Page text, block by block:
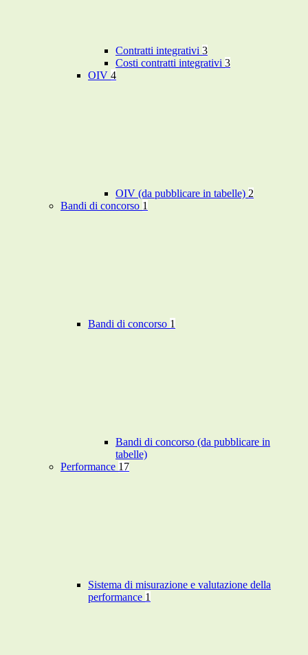
Contratti integrativi 3
Costi contratti integrativi 3
OIV 4
OIV (da pubblicare in tabelle) 2
Bandi di concorso 1
Bandi di concorso 1
Bandi di concorso (da pubblicare in
tabelle)
Performance 17
Sistema di misurazione e valutazione della
performance 1